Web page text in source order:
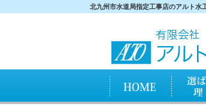
北九州市水道局指定工事店のアルト水